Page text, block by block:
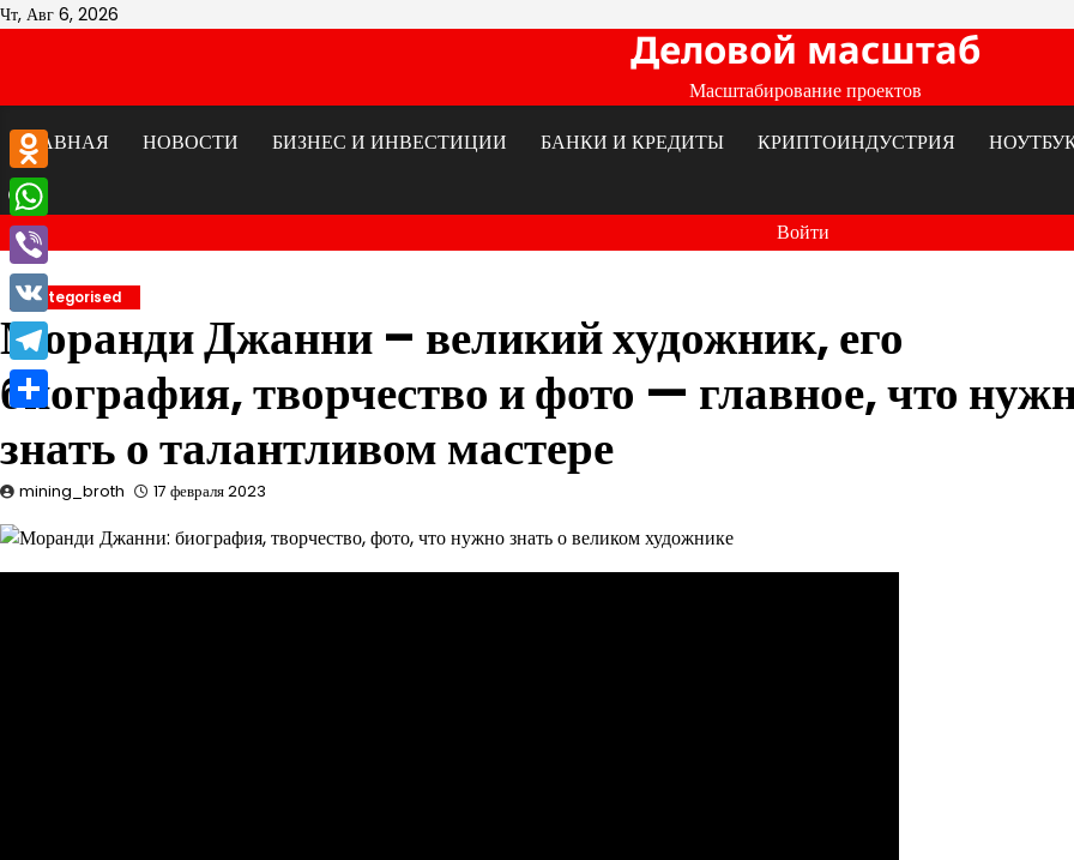
Перейти
Чт, Авг 6, 2026
Деловой масштаб
Масштабирование проектов
ГЛАВНАЯ
НОВОСТИ БИЗНЕС И ИНВЕСТИЦИИ БАНКИ И КРЕДИТЫ КРИПТОИНДУСТРИЯ
Войти
Uncategorised
Моранди Джанни – великий художник, его
биография, творчество и фото — главное, что
знать о талантливом мастере
mining_broth 17 февраля 2023
Odnoklassniki
WhatsApp
Viber
VK
Telegram
Отправить